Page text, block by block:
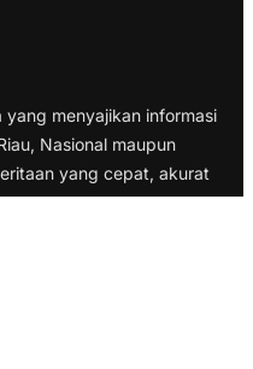
menyajikan informasi
Nasional maupun
yang cepat, akurat